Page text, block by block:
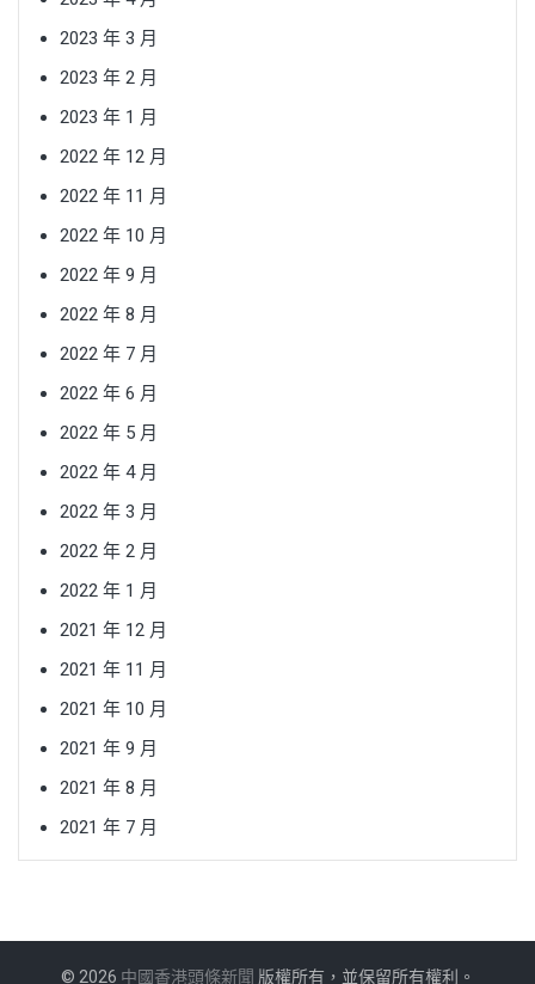
2023 年 3 月
2023 年 2 月
2023 年 1 月
2022 年 12 月
2022 年 11 月
2022 年 10 月
2022 年 9 月
2022 年 8 月
2022 年 7 月
2022 年 6 月
2022 年 5 月
2022 年 4 月
2022 年 3 月
2022 年 2 月
2022 年 1 月
2021 年 12 月
2021 年 11 月
2021 年 10 月
2021 年 9 月
2021 年 8 月
2021 年 7 月
© 2026 中國香港頭條新聞 版權所有，並保留所有權利。